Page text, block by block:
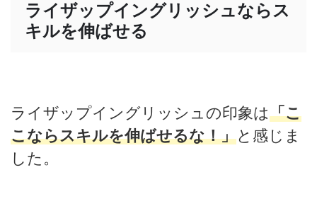
ライザップイングリッシュならス
キルを伸ばせる
ライザップイングリッシュの印象は「こ
こならスキルを伸ばせるな！」と感じま
した。